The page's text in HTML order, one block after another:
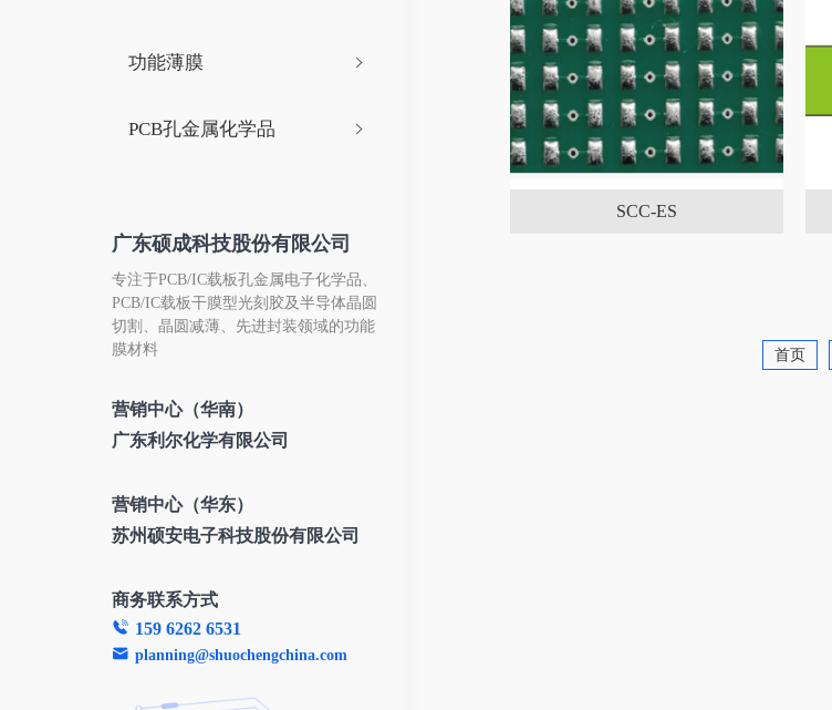
功能薄膜
PCB孔金属化学品
广东硕成科技股份有限公司
专注于PCB/IC载板孔金属电子化学品、
PCB/IC载板干膜型光刻胶及半导体晶圆
切割、晶圆减薄、先进封装领域的功能
膜材料
营销中心（华南）
广东利尔化学有限公司
营销中心（华东）
苏州硕安电子科技股份有限公司
商务联系方式
159 6262 6531
planning@shuochengchina.com
SCC-ES
首页